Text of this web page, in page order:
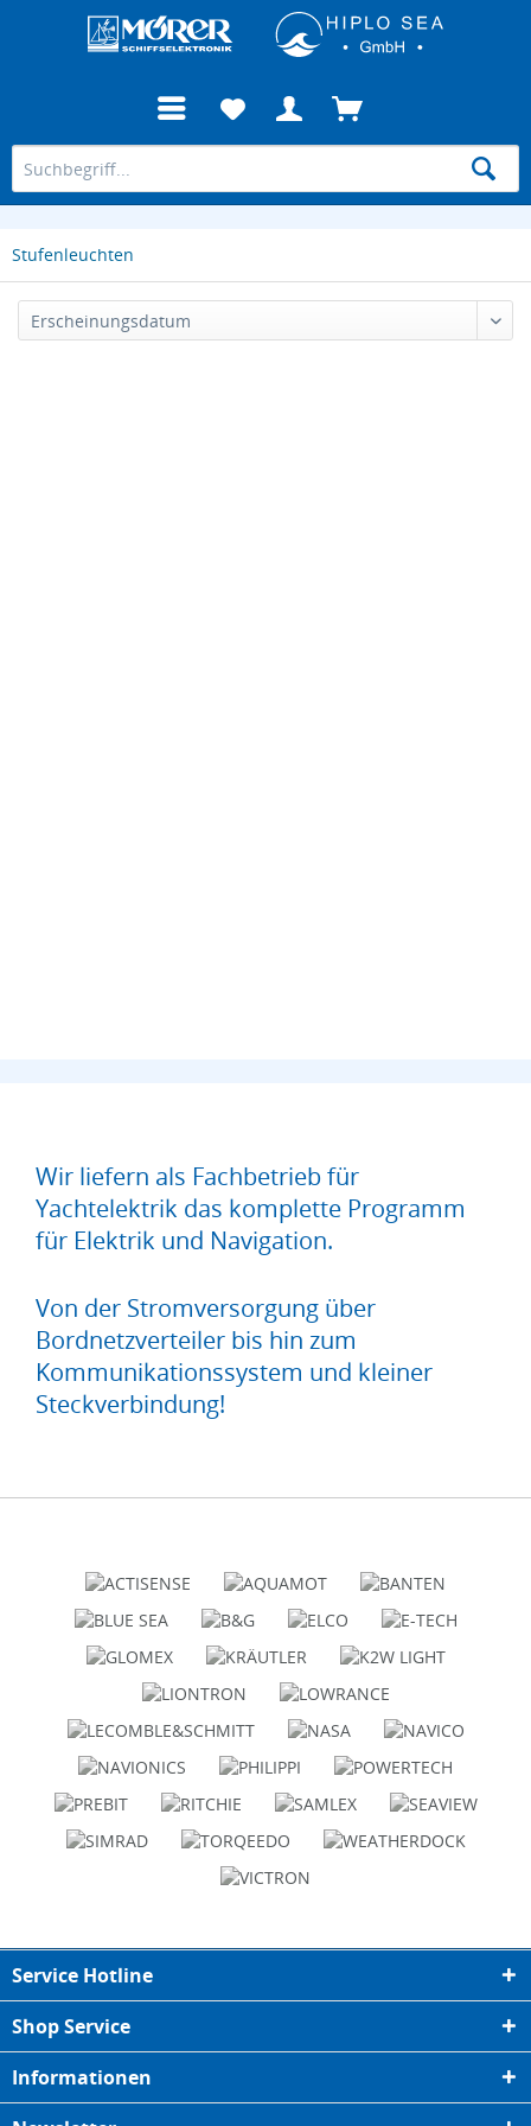
Stufenleuchten
Wir liefern als Fachbetrieb für
Yachtelektrik das komplette Programm
für Elektrik und Navigation.
Von der Stromversorgung über
Bordnetzverteiler bis hin zum
Kommunikationssystem und kleiner
Steckverbindung!
Service Hotline
Shop Service
Informationen